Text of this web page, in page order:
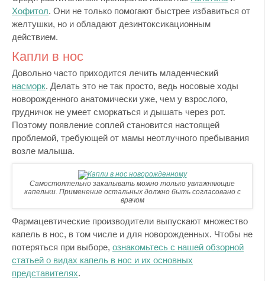
Хофитол. Они не только помогают быстрее избавиться от
желтушки, но и обладают дезинтоксикационным
действием.
Капли в нос
Довольно часто приходится лечить младенческий
насморк. Делать это не так просто, ведь носовые ходы
новорожденного анатомически уже, чем у взрослого,
грудничок не умеет сморкаться и дышать через рот.
Поэтому появление соплей становится настоящей
проблемой, требующей от мамы неотлучного пребывания
возле малыша.
Самостоятельно закапывать можно только увлажняющие
капельки. Применение остальных должно быть согласовано с
врачом
Фармацевтические производители выпускают множество
капель в нос, в том числе и для новорожденных. Чтобы не
потеряться при выборе, ознакомьтесь с нашей обзорной
статьей о видах капель в нос и их основных
представителях.